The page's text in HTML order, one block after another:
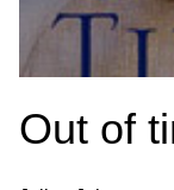
Out of